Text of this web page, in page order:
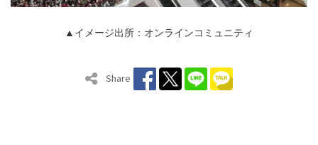
▲イメージ出所：オンラインコミュニティ
Share